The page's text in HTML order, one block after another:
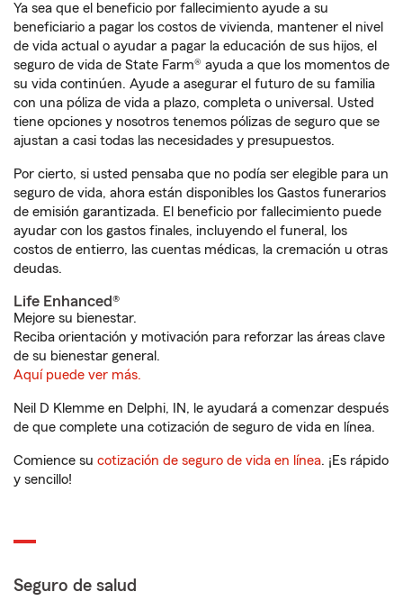
Ya sea que el beneficio por fallecimiento ayude a su
beneficiario a pagar los costos de vivienda, mantener el nivel
de vida actual o ayudar a pagar la educación de sus hijos, el
seguro de vida de State Farm® ayuda a que los momentos de
su vida continúen. Ayude a asegurar el futuro de su familia
con una póliza de vida a plazo, completa o universal. Usted
tiene opciones y nosotros tenemos pólizas de seguro que se
ajustan a casi todas las necesidades y presupuestos.
Por cierto, si usted pensaba que no podía ser elegible para un
seguro de vida, ahora están disponibles los Gastos funerarios
de emisión garantizada. El beneficio por fallecimiento puede
ayudar con los gastos finales, incluyendo el funeral, los
costos de entierro, las cuentas médicas, la cremación u otras
deudas.
Life Enhanced®
Mejore su bienestar.
Reciba orientación y motivación para reforzar las áreas clave
de su bienestar general.
Aquí puede ver más.
Neil D Klemme en Delphi, IN, le ayudará a comenzar después
de que complete una cotización de seguro de vida en línea.
Comience su cotización de seguro de vida en línea. ¡Es rápido
y sencillo!
Seguro de salud